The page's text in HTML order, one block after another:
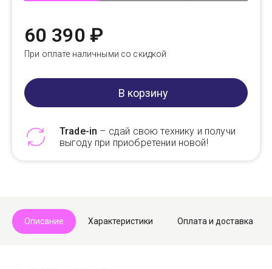
60 390 ₽
При оплате наличными со скидкой
В корзину
Trade-in – сдай свою технику и получи
выгоду при приобретении новой!
Описание Характеристики Оплата и доставка